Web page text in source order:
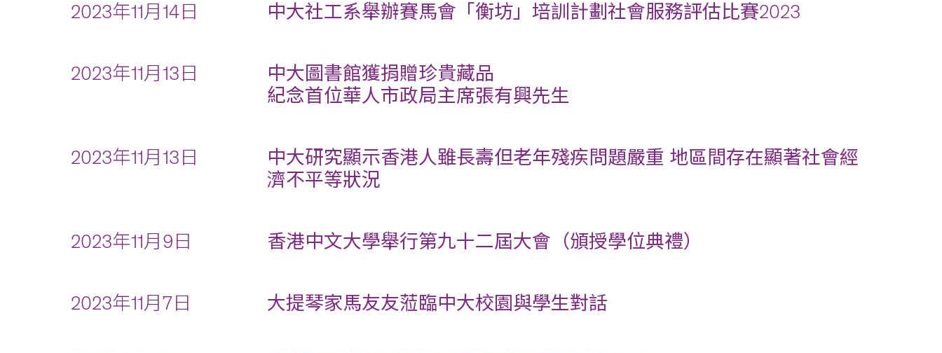
2023年11月14日 中大社工系舉辦賽馬會「衡坊」培訓計劃社會服務評估比賽2023
2023年11月13日
中大圖書館獲捐贈珍貴藏品
紀念首位華人市政局主席張有興先生
2023年11月13日
中大研究顯示香港人雖長壽但老年殘疾問題嚴重 地區間存在顯著社會經
濟不平等狀況
2023年11月9日 香港中文大學舉行第九十二屆大會（頒授學位典禮）
2023年11月7日 大提琴家馬友友蒞臨中大校園與學生對話